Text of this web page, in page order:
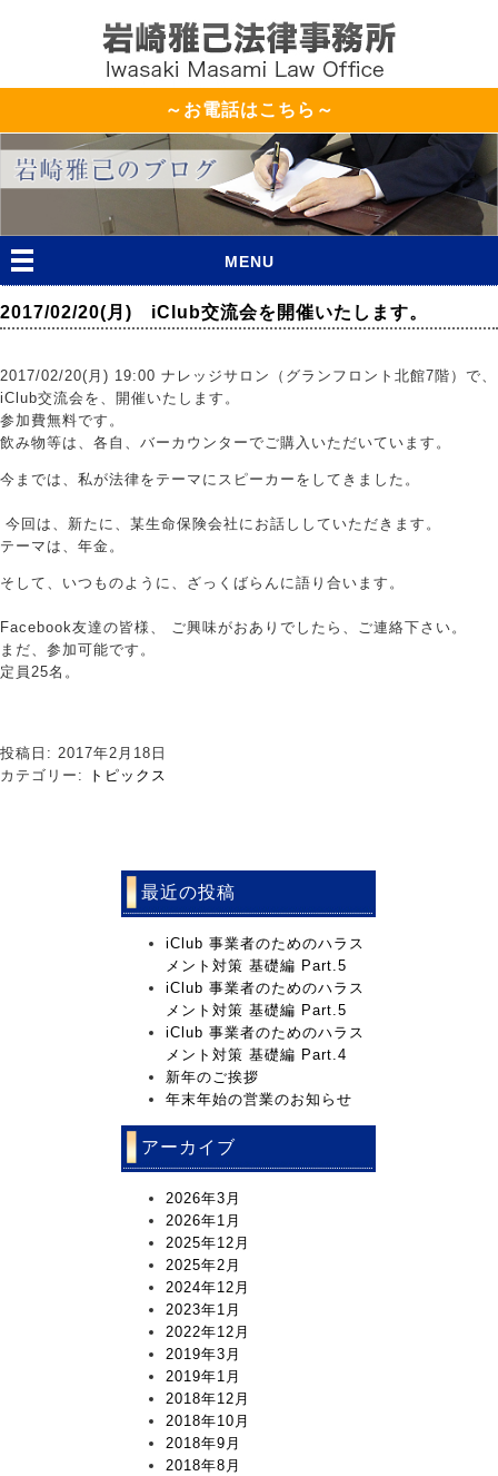
～お電話はこちら～
MENU
2017/02/20(月) iClub交流会を開催いたします。
2017/02/20(月) 19:00 ナレッジサロン（グランフロント北館7階）で、
iClub交流会を、開催いたします。
参加費無料です。
飲み物等は、各自、バーカウンターでご購入いただいています。
今までは、私が法律をテーマにスピーカーをしてきました。
今回は、新たに、某生命保険会社にお話ししていただきます。
テーマは、年金。
そして、いつものように、ざっくばらんに語り合います。
Facebook友達の皆様、 ご興味がおありでしたら、ご連絡下さい。
まだ、参加可能です。
定員25名。
投稿日: 2017年2月18日
カテゴリー:
トピックス
最近の投稿
iClub 事業者のためのハラス
メント対策 基礎編 Part.5
iClub 事業者のためのハラス
メント対策 基礎編 Part.5
iClub 事業者のためのハラス
メント対策 基礎編 Part.4
新年のご挨拶
年末年始の営業のお知らせ
アーカイブ
2026年3月
2026年1月
2025年12月
2025年2月
2024年12月
2023年1月
2022年12月
2019年3月
2019年1月
2018年12月
2018年10月
2018年9月
2018年8月